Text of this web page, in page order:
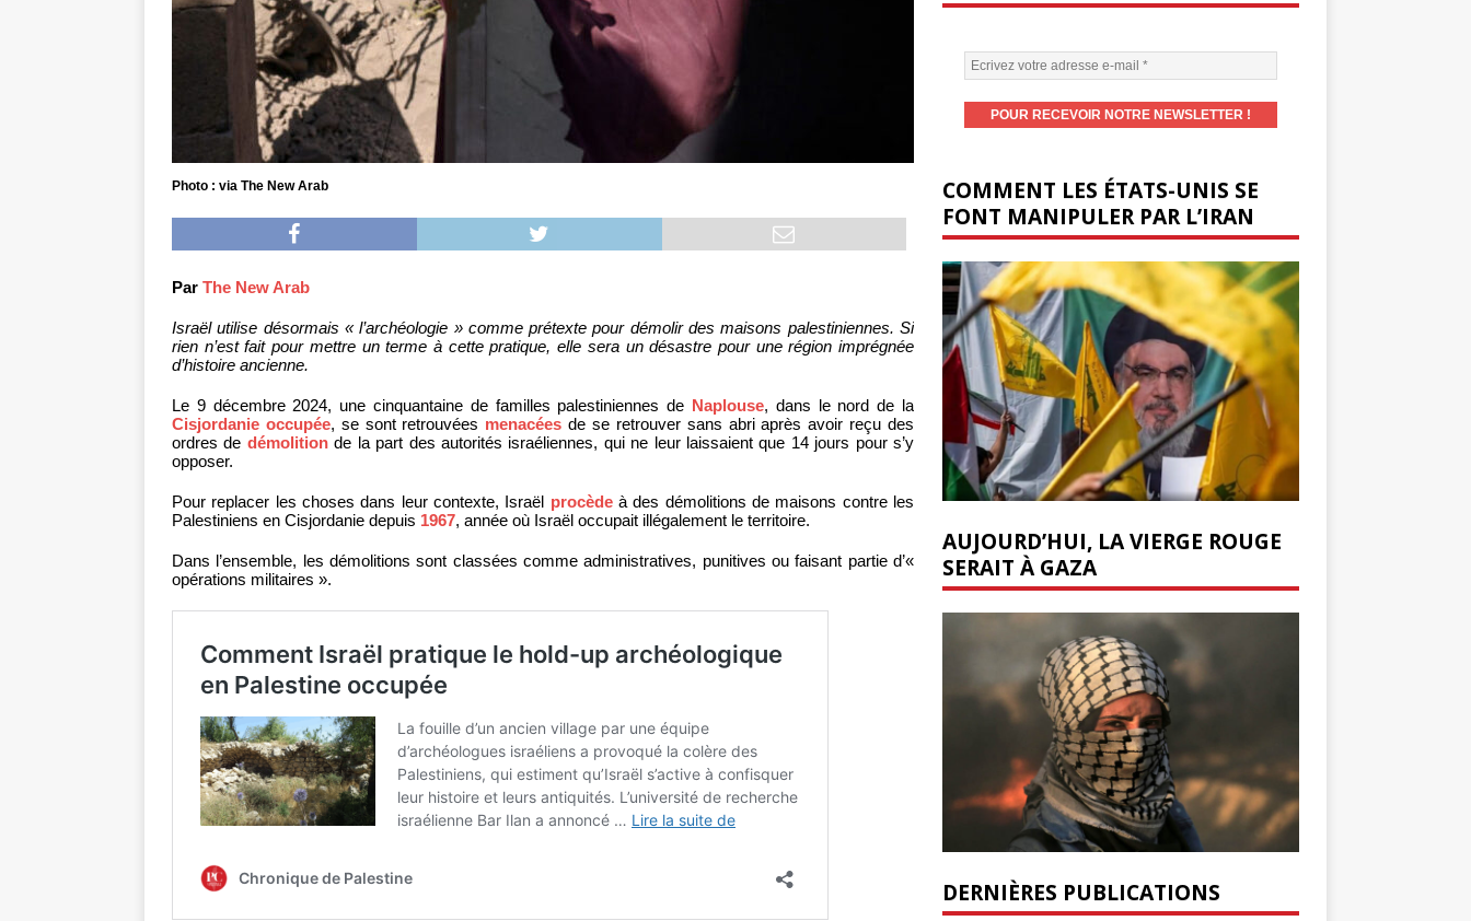
Photo : via The New Arab
Par The New Arab
Israël utilise désormais « l’archéologie » comme prétexte pour démolir des maisons palestiniennes. Si
rien n’est fait pour mettre un terme à cette pratique, elle sera un désastre pour une région imprégnée
d’histoire ancienne.
Le 9 décembre 2024, une cinquantaine de familles palestiniennes de Naplouse, dans le nord de la
Cisjordanie occupée, se sont retrouvées menacées de se retrouver sans abri après avoir reçu des
ordres de démolitionde la part des autorités israéliennes, qui ne leur laissaient que 14 jours pour s’y
opposer.
Pour replacer les choses dans leur contexte, Israël procèdeà des démolitions de maisons contre les
Palestiniens en Cisjordanie depuis 1967, année où Israël occupait illégalement le territoire.
Dans l’ensemble, les démolitions sont classées comme administratives, punitives ou faisant partie d’«
opérations militaires ».
COMMENT LES ÉTATS-UNIS SE
FONT MANIPULER PAR L’IRAN
AUJOURD’HUI, LA VIERGE ROUGE
SERAIT À GAZA
DERNIÈRES PUBLICATIONS